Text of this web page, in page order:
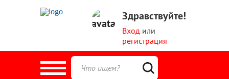
Здравствуйте!
Вход или
регистрация